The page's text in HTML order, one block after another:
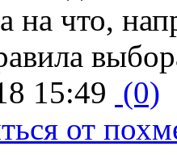
на что,
15:49 (0)
от